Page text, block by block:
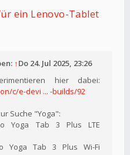
ein Lenovo-Tablet
↑Do 24. Jul 2025, 23:26
hier dabei:
c/e-devi ... -builds/92
Suche "Yoga":
Yoga Tab 3 Plus LTE
Yoga Tab 3 Plus Wi-Fi